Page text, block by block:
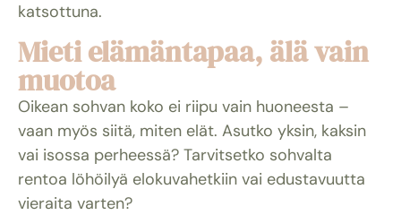
katsottuna.
Mieti elämäntapaa, älä vain
muotoa
Oikean sohvan koko ei riipu vain huoneesta –
vaan myös siitä, miten elät. Asutko yksin, kaksin
vai isossa perheessä? Tarvitsetko sohvalta
rentoa löhöilyä elokuvahetkiin vai edustavuutta
vieraita varten?